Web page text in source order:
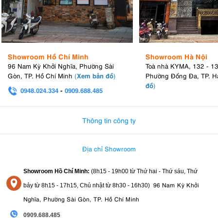
8. Thông số kỹ thuật nổi bật của Godox M1
Nhiệt độ màu:2500K – 8500K
RGB, Daylight, Tungsten
360° màu sắc đầy đủ
Độ sáng:Điều chỉnh từ 0 – 100%
1700 Lux tại khoảng cách 1m
Hiệu ứng ánh sáng:15 hiệu ứng đặc biệt với 40 preset
Music Mode:Đồng bộ ánh sáng theo âm thanh và nhịp nhạc
Lithium-ion 2410mAh
Thời gian hoạt động:Khoảng 150 phút ở công suất tối đa
Cổng sạc:USB Type-C (5V/2A)
Showroom Hồ Chí Minh
96 Nam Kỳ Khởi Nghĩa, Phường Sài
Gòn, TP. Hồ Chí Minh (Xem bản đồ)
0948.024.334 - 0909.688.485
Showroom Hà Nội
Toà nhà KYMA, 132 -
Phường Đống Đa, TP.
đồ)
Thông tin công ty
Địa chỉ Showroom
Showroom Hồ Chí Minh: (8h15 - 19h00 từ Thứ hai - Thứ sáu, Thứ
bảy từ 8h15 - 17h15, Chủ nhật từ 8h30 - 16h30) 96 Nam Kỳ Khởi
Nghĩa, Phường Sài Gòn, TP. Hồ Chí Minh
0909.688.485